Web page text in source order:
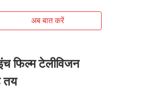
अब बात करें
फिल्म टेलीविजन
तय